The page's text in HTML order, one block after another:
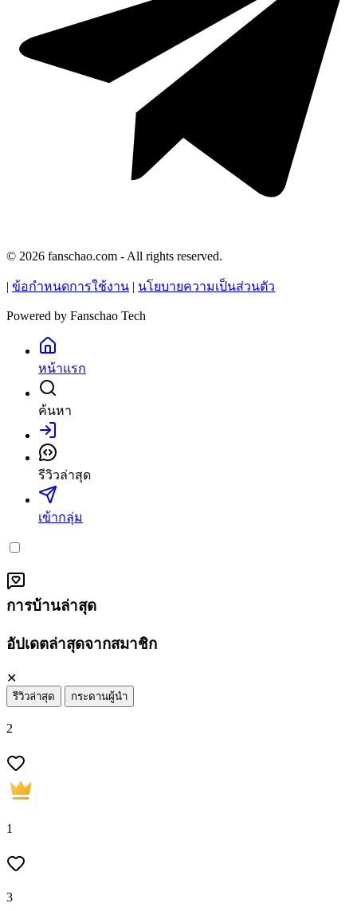
© 2026 fanschao.com - All rights reserved.
ข้อกำหนดการใช้งาน นโยบายความเป็นส่วนตัว
Powered by Fanschao Tech
หน้าแรก
ค้นหา
เข้าสู่ระบบ
รีวิวล่าสุด
เข้ากลุ่ม
การบ้านล่าสุด
อัปเดตล่าสุดจากสมาชิก
✕
รีวิวล่าสุด กระดานผู้นำ
2
1
3